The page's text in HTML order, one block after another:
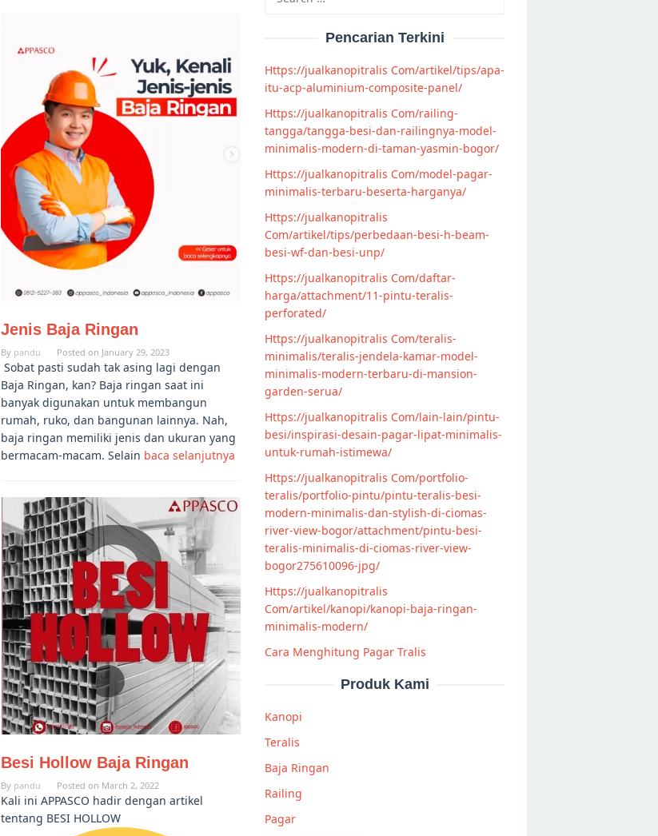
Jenis Baja Ringan
By pandu Posted on January 29, 2023
Sobat pasti sudah tak asing lagi dengan
Baja Ringan, kan? Baja ringan saat ini
banyak digunakan untuk membangun
rumah, ruko, dan bangunan lainnya. Nah,
baja ringan memiliki jenis dan ukuran yang
bermacam-macam. Selain baca selanjutnya
Besi Hollow Baja Ringan
By pandu Posted on March 2, 2022
Kali ini APPASCO hadir dengan artikel
tentang BESI HOLLOW
for:
Pencarian Terkini
Https://jualkanopitralis Com/artikel/tips/apa-
itu-acp-aluminium-composite-panel/
Https://jualkanopitralis Com/railing-
tangga/tangga-besi-dan-railingnya-model-
minimalis-modern-di-taman-yasmin-bogor/
Https://jualkanopitralis Com/model-pagar-
minimalis-terbaru-beserta-harganya/
Https://jualkanopitralis
Com/artikel/tips/perbedaan-besi-h-beam-
besi-wf-dan-besi-unp/
Https://jualkanopitralis Com/daftar-
harga/attachment/11-pintu-teralis-
perforated/
Https://jualkanopitralis Com/teralis-
minimalis/teralis-jendela-kamar-model-
minimalis-modern-terbaru-di-mansion-
garden-serua/
Https://jualkanopitralis Com/lain-lain/pintu-
besi/inspirasi-desain-pagar-lipat-minimalis-
untuk-rumah-istimewa/
Https://jualkanopitralis Com/portfolio-
teralis/portfolio-pintu/pintu-teralis-besi-
modern-minimalis-dan-stylish-di-ciomas-
river-view-bogor/attachment/pintu-besi-
teralis-minimalis-di-ciomas-river-view-
bogor275610096-jpg/
Https://jualkanopitralis
Com/artikel/kanopi/kanopi-baja-ringan-
minimalis-modern/
Cara Menghitung Pagar Tralis
Produk Kami
Kanopi
Teralis
Baja Ringan
Railing
Pagar